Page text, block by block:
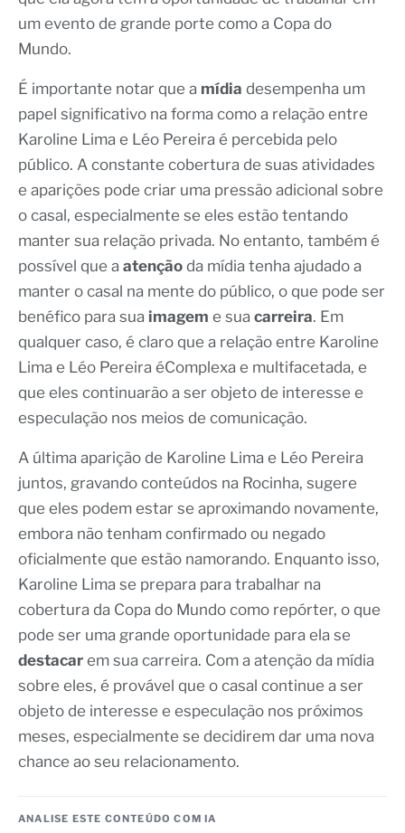
um evento de grande porte como a Copa do
Mundo.
É importante notar que a mídia desempenha um
papel significativo na forma como a relação entre
Karoline Lima e Léo Pereira é percebida pelo
público. A constante cobertura de suas atividades
e aparições pode criar uma pressão adicional sobre
o casal, especialmente se eles estão tentando
manter sua relação privada. No entanto, também é
possível que a atenção da mídia tenha ajudado a
manter o casal na mente do público, o que pode ser
benéfico para sua imagem e sua carreira. Em
qualquer caso, é claro que a relação entre Karoline
Lima e Léo Pereira éComplexa e multifacetada, e
que eles continuarão a ser objeto de interesse e
especulação nos meios de comunicação.
A última aparição de Karoline Lima e Léo Pereira
juntos, gravando conteúdos na Rocinha, sugere
que eles podem estar se aproximando novamente,
embora não tenham confirmado ou negado
oficialmente que estão namorando. Enquanto isso,
Karoline Lima se prepara para trabalhar na
cobertura da Copa do Mundo como repórter, o que
pode ser uma grande oportunidade para ela se
destacar em sua carreira. Com a atenção da mídia
sobre eles, é provável que o casal continue a ser
objeto de interesse e especulação nos próximos
meses, especialmente se decidirem dar uma nova
chance ao seu relacionamento.
ANALISE ESTE CONTEÚDO COM IA